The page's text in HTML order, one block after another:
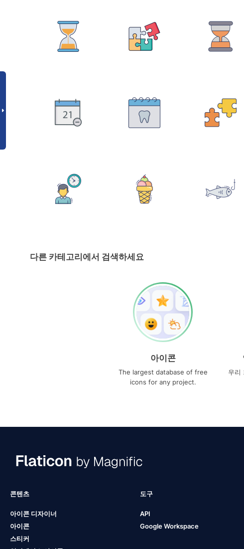
다른 카테고리에서 검색하세요
아이콘
The largest database of free
icons for any project.
우리
콘텐츠
아이콘 디자이너
아이콘
스티커
도구
API
Google Workspace